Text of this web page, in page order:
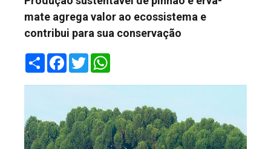
mate agrega valor ao ecossistema e
contribui para sua conservação
ShareFacebook
Twitter